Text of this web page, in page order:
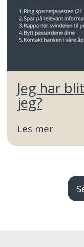
Jeg har
jeg?
Les mer